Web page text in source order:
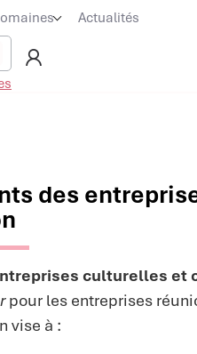
Actualités
des
culturelles et
pour les entreprises
vise à :